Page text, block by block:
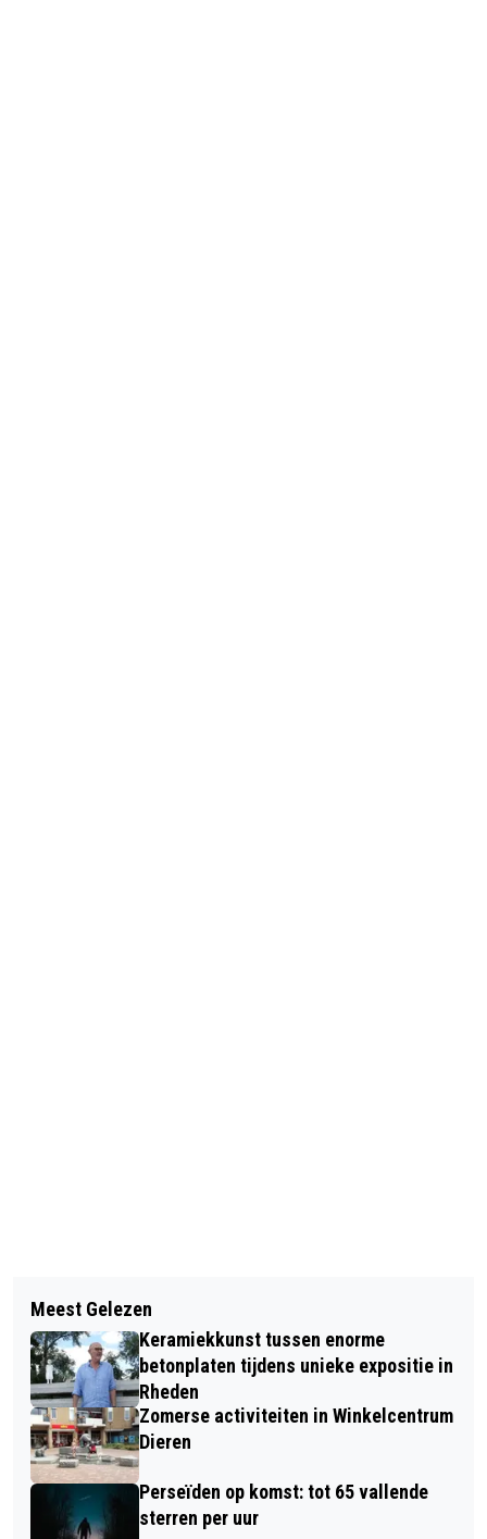
BEKENDMAKINGEN GEMEENTE
RHEDEN 11 DECEMBER 2024
ZORGEN WE WEL GOED VOOR ONZE
JEUGD? KENNISBIJEENKOMST OVER
JEUGDWELZIJN
Meest Gelezen
Keramiekkunst tussen enorme
betonplaten tijdens unieke expositie in
Rheden
Zomerse activiteiten in Winkelcentrum
Dieren
Perseïden op komst: tot 65 vallende
sterren per uur